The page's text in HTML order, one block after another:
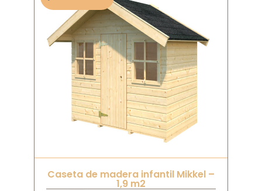
Caseta de madera infantil Mikkel –
1,9 m2